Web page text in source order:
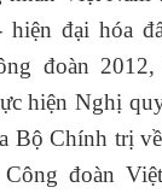
đại hóa
đoàn
hiện Nghị
Bộ Chính trị
đoàn